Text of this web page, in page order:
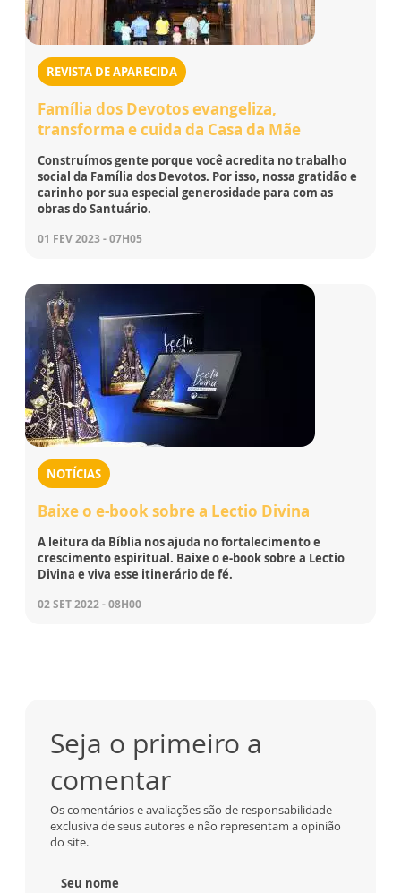
REVISTA DE APARECIDA
Família dos Devotos evangeliza,
transforma e cuida da Casa da Mãe
Construímos gente porque você acredita no trabalho
social da Família dos Devotos. Por isso, nossa gratidão e
carinho por sua especial generosidade para com as
obras do Santuário.
01 FEV 2023 - 07H05
NOTÍCIAS
Baixe o e-book sobre a Lectio Divina
A leitura da Bíblia nos ajuda no fortalecimento e
crescimento espiritual. Baixe o e-book sobre a Lectio
Divina e viva esse itinerário de fé.
02 SET 2022 - 08H00
Seja o primeiro a
comentar
Os comentários e avaliações são de responsabilidade
exclusiva de seus autores e não representam a opinião
do site.
Seu nome